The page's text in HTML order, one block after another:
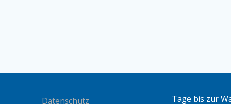
Datenschutz Tage bis zur